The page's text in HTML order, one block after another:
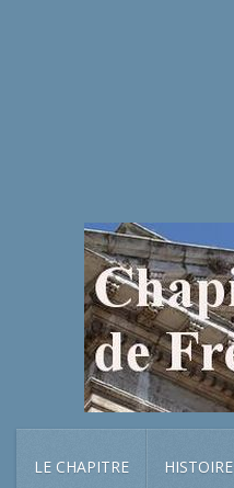
LE CHAPITRE HISTOIRE